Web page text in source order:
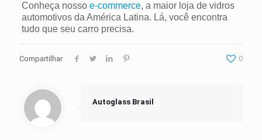
Conheça nosso e-commerce, a maior loja de vidros
automotivos da América Latina. Lá, você encontra
tudo que seu carro precisa.
Compartilhar 0
Autoglass Brasil